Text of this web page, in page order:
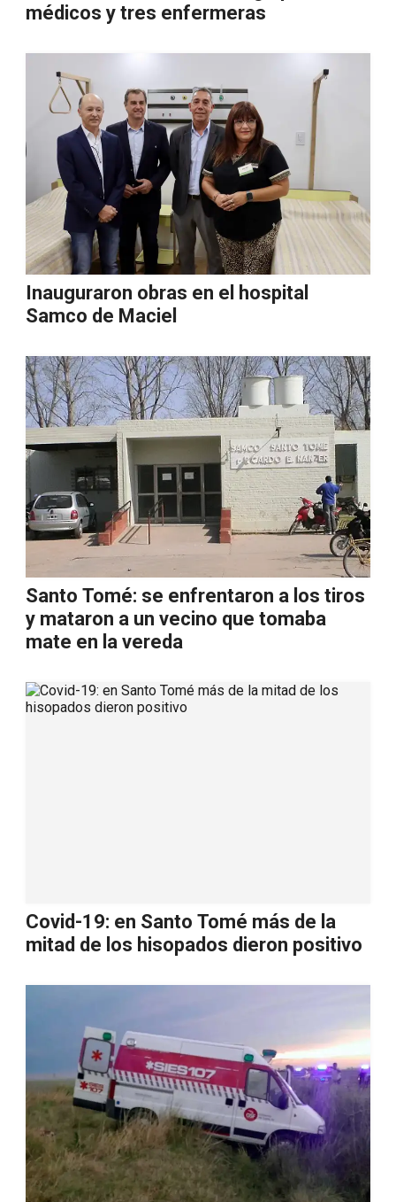
médicos y tres enfermeras
Inauguraron obras en el hospital
Samco de Maciel
Santo Tomé: se enfrentaron a los tiros
y mataron a un vecino que tomaba
mate en la vereda
Covid-19: en Santo Tomé más de la
mitad de los hisopados dieron positivo